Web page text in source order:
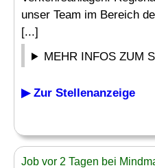
unser Team im Bereich
[...]
MEHR INFOS ZUM
▶ Zur Stellenanzeige
Job vor 2 Tagen bei